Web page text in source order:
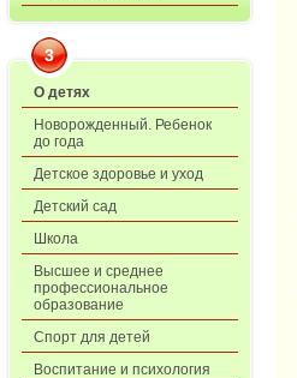
3
О детях
Новорожденный. Ребенок
до года
Детское здоровье и уход
Детский сад
Школа
Высшее и среднее
профессиональное
образование
Спорт для детей
Воспитание и психология